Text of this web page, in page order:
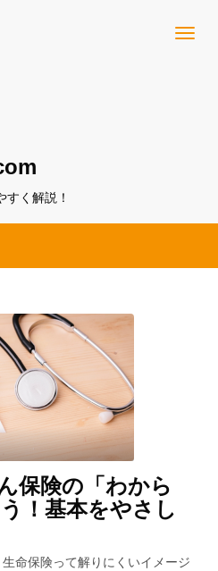
く解説！
保険の「わから
！基本をやさし
命保険って解りにくいイメージ